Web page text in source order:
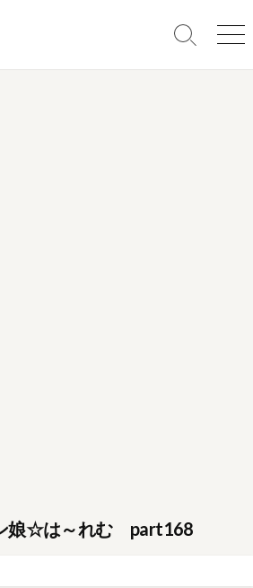
検
メ
ン娘☆は～れむ part168